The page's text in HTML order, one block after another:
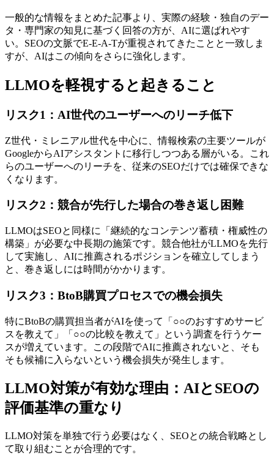
一般的な情報をまとめた記事より、実際の経験・独自のデー
タ・専門家の知見に基づく回答の方が、AIに選ばれやす
い。SEOの文脈でE-E-A-Tが重視されてきたことと一致しま
すが、AIはこの傾向をさらに強化します。
LLMOを軽視すると起きること
リスク1：AI世代のユーザーへのリーチ低下
Z世代・ミレニアル世代を中心に、情報検索の主要ツールが
GoogleからAIアシスタントに移行しつつある層がいる。これ
らのユーザーへのリーチを、従来のSEOだけでは確保できな
くなります。
リスク2：競合が先行した場合の巻き返し困難
LLMOはSEOと同様に「継続的なコンテンツ蓄積・権威性の
構築」が必要な中長期の施策です。競合他社がLLMOを先行
して実施し、AIに推薦されるポジションを確立してしまう
と、巻き返しには時間がかかります。
リスク3：BtoB購買プロセスでの機会損失
特にBtoBの購買担当者がAIを使って「○○のおすすめサービ
スを教えて」「○○の比較を教えて」という調査を行うケー
スが増えています。この段階でAIに推薦されないと、そも
そも候補に入らないという機会損失が発生します。
LLMO対策が有効な理由：AIとSEOの
評価基準の重なり
LLMO対策を単独で行う必要はなく、SEOとの統合戦略とし
て取り組むことが合理的です。